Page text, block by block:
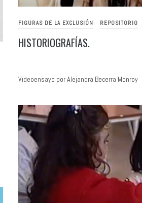
FIGURAS DE LA EXCLUSIÓN REPOSITORIO
HISTORIOGRAFÍAS.
Videoensayo por Alejandra Becerra Monroy